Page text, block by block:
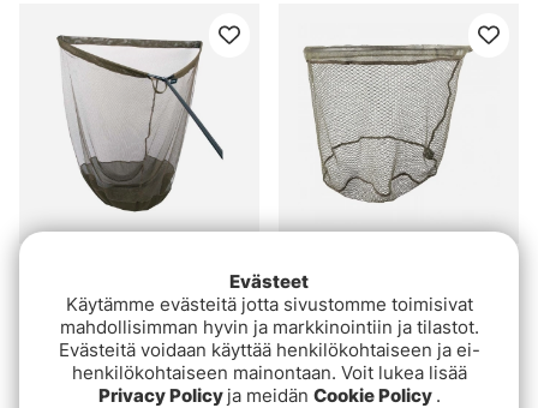
Sonik Sk-47 Net 42'' 2Pc
1.80m
€79.90
Korum Full Metal Latex
Spoon 26in
€38.90
Evästeet
Käytämme evästeitä jotta sivustomme toimisivat
mahdollisimman hyvin ja markkinointiin ja tilastot.
Evästeitä voidaan käyttää henkilökohtaiseen ja ei-
henkilökohtaiseen mainontaan. Voit lukea lisää
Privacy Policy ja meidän Cookie Policy .